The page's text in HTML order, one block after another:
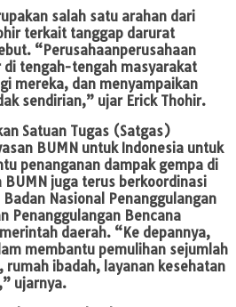
salah satu arahan dari
terkait tanggap darurat
“Perusahaanperusahaan
di tengah-tengah masyarakat
mereka, dan menyampaikan
sendirian,” ujar Erick Thohir.
Satuan Tugas (Satgas)
BUMN untuk Indonesia untuk
penanganan dampak gempa di
BUMN juga terus berkoordinasi
Nasional Penanggulangan
Penanggulangan Bencana
daerah. “Ke depannya,
membantu pemulihan sejumlah
ibadah, layanan kesehatan
ujarnya.